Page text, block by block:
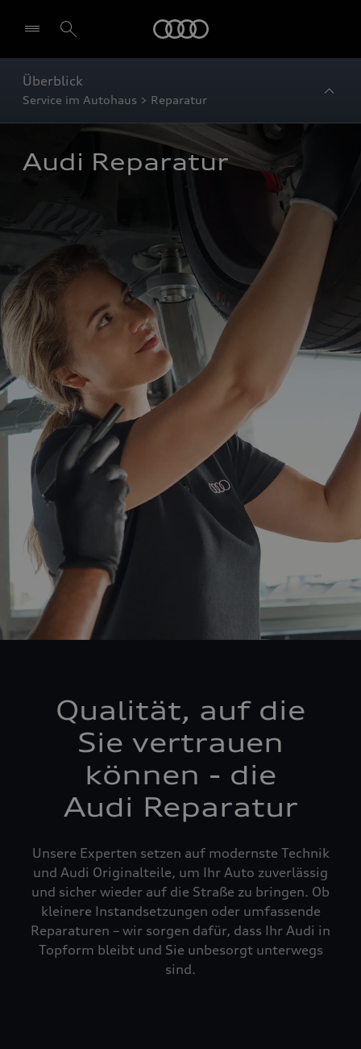
Überblick
Service im Autohaus > Reparatur
Audi Reparatur
Qualität, auf die
Sie vertrauen
können - die
Audi Reparatur
Unsere Experten setzen auf modernste Technik
und Audi Originalteile, um Ihr Auto zuverlässig
und sicher wieder auf die Straße zu bringen. Ob
kleinere Instandsetzungen oder umfassende
Reparaturen – wir sorgen dafür, dass Ihr Audi in
Topform bleibt und Sie unbesorgt unterwegs
sind.